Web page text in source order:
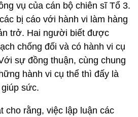
vụ của cán bộ chiên sĩ Tổ 3.
bị cáo với hành vi làm hàng
trở. Hai người biết được
chống đối và có hành vi cụ
sự đồng thuận, cùng chung
hành vi cụ thể thì đấy là
sức.
cho rằng, việc lập luận các